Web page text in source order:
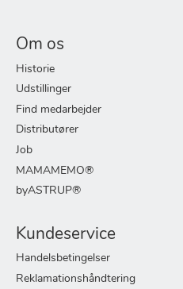
Om os
Historie
Udstillinger
Find medarbejder
Distributører
Job
MAMAMEMO®
byASTRUP®
Kundeservice
Handelsbetingelser
Reklamationshåndtering